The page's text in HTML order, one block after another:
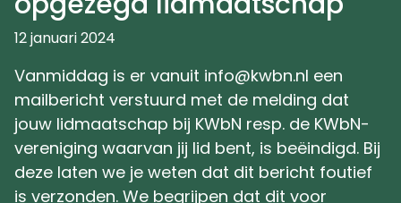
12 januari 2024
Vanmiddag is er vanuit info@kwbn.nl een
mailbericht verstuurd met de melding dat
jouw lidmaatschap bij KWbN resp. de KWbN-
vereniging waarvan jij lid bent, is beëindigd. Bij
deze laten we je weten dat dit bericht foutief
is verzonden. We begrijpen dat dit voor